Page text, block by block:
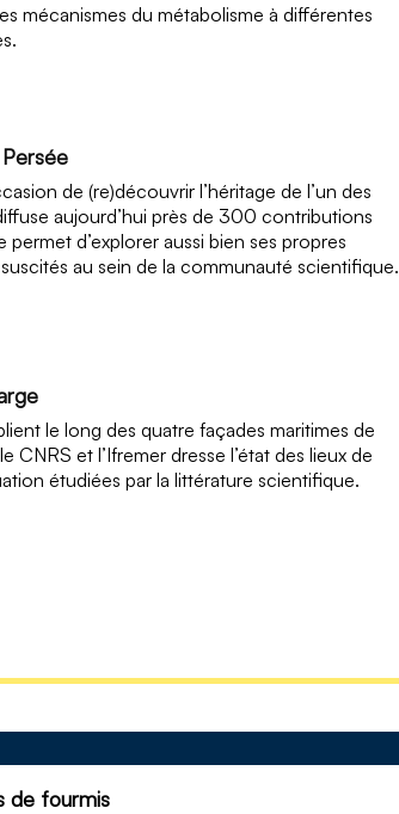
mécanismes du métabolisme à différentes
de (re)découvrir l’héritage de l’un des
aujourd’hui près de 300 contributions
d’explorer aussi bien ses propres
au sein de la communauté scientifique.
le long des quatre façades maritimes de
et l’Ifremer dresse l’état des lieux de
étudiées par la littérature scientifique.
de fourmis